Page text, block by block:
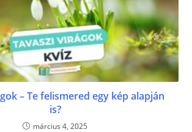
– Te felismered egy kép alapján
is?
március 4, 2025